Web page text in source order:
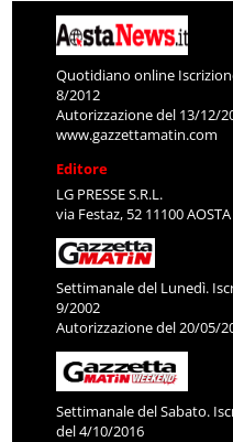
Quotidiano online
8/2012
Autorizzazione del 13/12/
www.gazzettamatin.com
Editore
LG PRESSE S.R.L.
via Festaz, 52 11100 AOSTA
Settimanale del Lunedì.
9/2002
Autorizzazione del 20/05/
Settimanale del Sabato.
del 4/10/2016